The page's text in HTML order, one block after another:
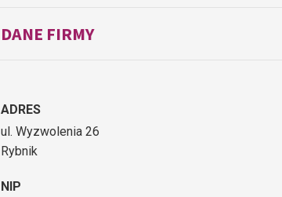
DANE FIRMY
ADRES
ul. Wyzwolenia 26
Rybnik
NIP